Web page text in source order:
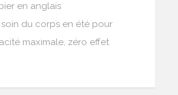
en anglais
du corps en été pour
maximale, zéro effet